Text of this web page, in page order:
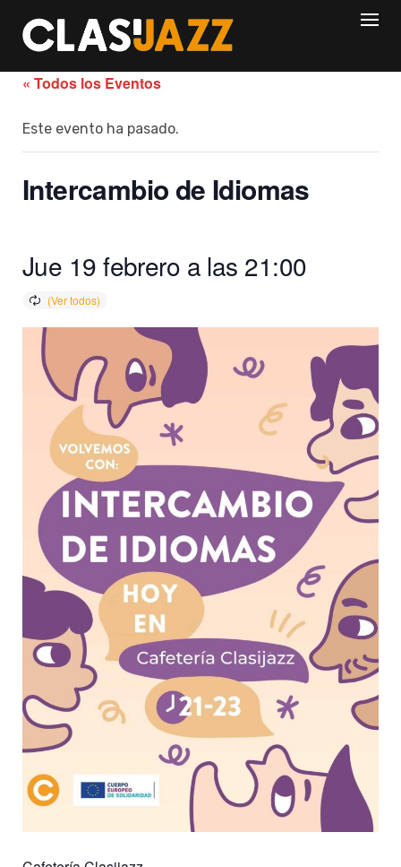
content
« Todos los Eventos
Este evento ha pasado.
Intercambio de Idiomas
Jue 19 febrero a las 21:00